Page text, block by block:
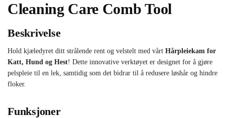
Cleaning Care Comb Tool
Beskrivelse
Hold kjæledyret ditt strålende rent og velstelt med vårt Hårpleiekam for
Katt, Hund og Hest! Dette innovative verktøyet er designet for å gjøre
pelspleie til en lek, samtidig som det bidrar til å redusere løshår og hindre
floker.
Funksjoner